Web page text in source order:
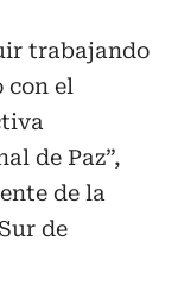
trabajando
con el
de Paz”,
de la
de